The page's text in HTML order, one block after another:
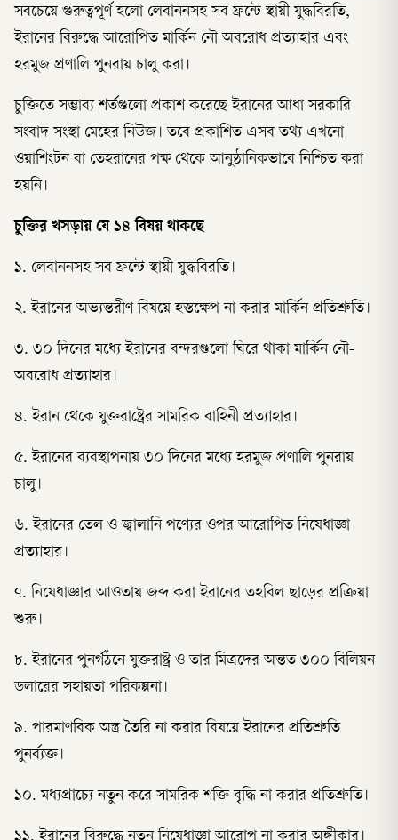
সবচেয়ে গুরুত্বপূর্ণ হলো লেবাননসহ সব ফ্রন্টে স্থায়ী যুদ্ধবিরতি,
ইরানের বিরুদ্ধে আরোপিত মার্কিন নৌ অবরোধ প্রত্যাহার এবং
হরমুজ প্রণালি পুনরায় চালু করা।
চুক্তিতে সম্ভাব্য শর্তগুলো প্রকাশ করেছে ইরানের আধা সরকারি
সংবাদ সংস্থা মেহের নিউজ। তবে প্রকাশিত এসব তথ্য এখনো
ওয়াশিংটন বা তেহরানের পক্ষ থেকে আনুষ্ঠানিকভাবে নিশ্চিত করা
হয়নি।
চুক্তির খসড়ায় যে ১৪ বিষয় থাকছে
১. লেবাননসহ সব ফ্রন্টে স্থায়ী যুদ্ধবিরতি।
২. ইরানের অভ্যন্তরীণ বিষয়ে হস্তক্ষেপ না করার মার্কিন প্রতিশ্রুতি।
৩. ৩০ দিনের মধ্যে ইরানের বন্দরগুলো ঘিরে থাকা মার্কিন নৌ-
অবরোধ প্রত্যাহার।
৪. ইরান থেকে যুক্তরাষ্ট্রের সামরিক বাহিনী প্রত্যাহার।
৫. ইরানের ব্যবস্থাপনায় ৩০ দিনের মধ্যে হরমুজ প্রণালি পুনরায়
চালু।
৬. ইরানের তেল ও জ্বালানি পণ্যের ওপর আরোপিত নিষেধাজ্ঞা
প্রত্যাহার।
৭. নিষেধাজ্ঞার আওতায় জব্দ করা ইরানের তহবিল ছাড়ের প্রক্রিয়া
শুরু।
৮. ইরানের পুনর্গঠনে যুক্তরাষ্ট্র ও তার মিত্রদের অন্তত ৩০০ বিলিয়ন
ডলারের সহায়তা পরিকল্পনা।
৯. পারমাণবিক অস্ত্র তৈরি না করার বিষয়ে ইরানের প্রতিশ্রুতি
পুনর্ব্যক্ত।
১০. মধ্যপ্রাচ্যে নতুন করে সামরিক শক্তি বৃদ্ধি না করার প্রতিশ্রুতি।